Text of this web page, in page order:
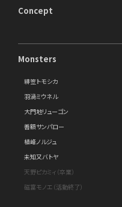
Concept
Monsters
緋笠トモシカ
羽渦ミウネル
大門地リューゴン
善額サンパロー
植峰ノルジュ
未知又バトヤ
天野ピカミィ（卒業）
磁富モノエ（活動終了）